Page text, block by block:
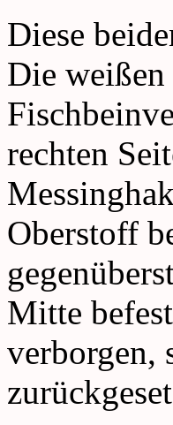
Diese
Die weißen
rechten
Oberstoff
Mitte
verborgen,